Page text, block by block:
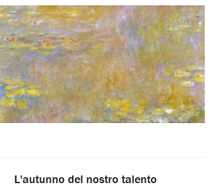
L'autunno del nostro talento